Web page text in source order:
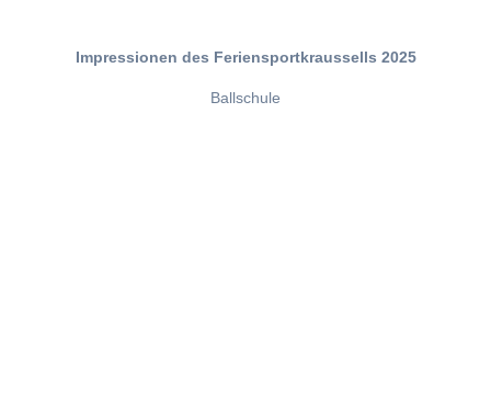
Impressionen des Feriensportkraussells 2025
Ballschule